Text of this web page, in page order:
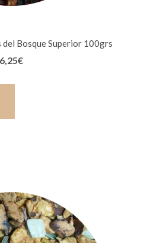
Bosque Superior 100grs
6,25€